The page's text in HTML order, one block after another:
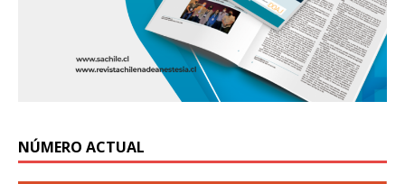
NÚMERO ACTUAL